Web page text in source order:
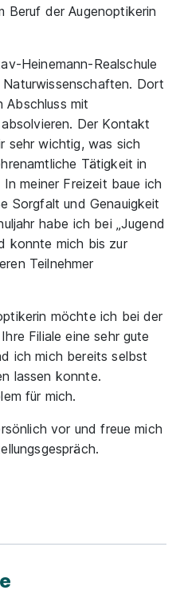
Beruf der Augenoptikerin
Heinemann-Realschule
Dort
Abschluss mit
Der Kontakt
sehr wichtig, was sich
Tätigkeit in
meiner Freizeit baue ich
Sorgfalt und Genauigkeit
habe ich bei „Jugend
konnte mich bis zur
Teilnehmer
möchte ich bei der
Filiale eine sehr gute
ich mich bereits selbst
lassen konnte.
für mich.
vor und freue mich